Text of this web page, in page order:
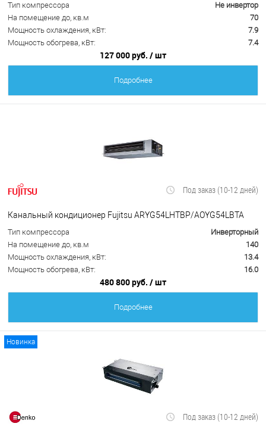
Тип компрессора
Не инвертор
На помещение до, кв.м
70
Мощность охлаждения, кВт:
7.9
Мощность обогрева, кВт:
7.4
127 000 руб. / шт
Подробнее
Под заказ (10-12 дней)
Канальный кондиционер Fujitsu ARYG54LHTBP/AOYG54LBTA
Тип компрессора
Инверторный
На помещение до, кв.м
140
Мощность охлаждения, кВт:
13.4
Мощность обогрева, кВт:
16.0
480 800 руб. / шт
Подробнее
Новинка
Под заказ (10-12 дней)